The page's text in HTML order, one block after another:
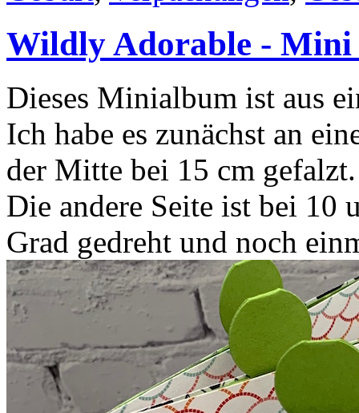
Wildly Adorable -
Dieses Minialbum ist aus
Ich habe es zunächst an
der Mitte bei 15 cm gefalzt.
Die andere Seite ist bei 10
Grad gedreht und noch